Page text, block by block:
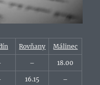
Rovňany Málinec
– 18.00
16.15 –